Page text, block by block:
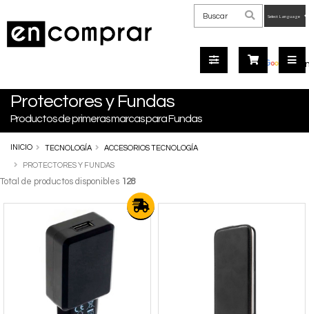
by
Protectores y Fundas
Productos de primeras marcas para Fundas
INICIO TECNOLOGÍA ACCESORIOS TECNOLOGÍA
PROTECTORES Y FUNDAS
Total de productos disponibles 128